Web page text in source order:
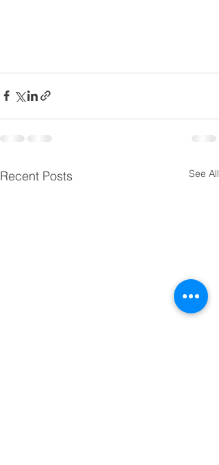
Recent Posts See All